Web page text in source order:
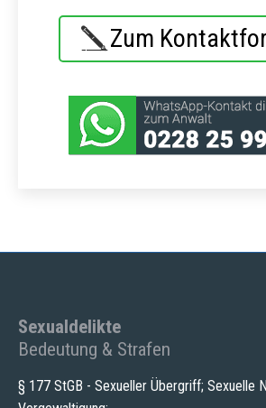
Zum
Sexualdelikte
Bedeutung & Strafen
§ 177 StGB - Sexueller Übergriff; Sexuelle